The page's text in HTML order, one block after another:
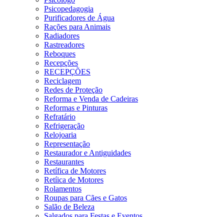
Psicopedagogia
Purificadores de Água
Rações para Animais
Radiadores
Rastreadores
Reboques
Recepções
RECEPÇÕES
Reciclagem
Redes de Proteção
Reforma e Venda de Cadeiras
Reformas e Pinturas
Refratário
Refrigeração
Relojoaria
Representação
Restaurador e Antiguidades
Restaurantes
Retífica de Motores
Retíica de Motores
Rolamentos
Roupas para Cães e Gatos
Salão de Beleza